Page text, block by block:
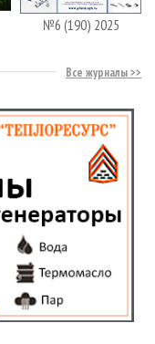
№6 (190) 2025
Все журналы